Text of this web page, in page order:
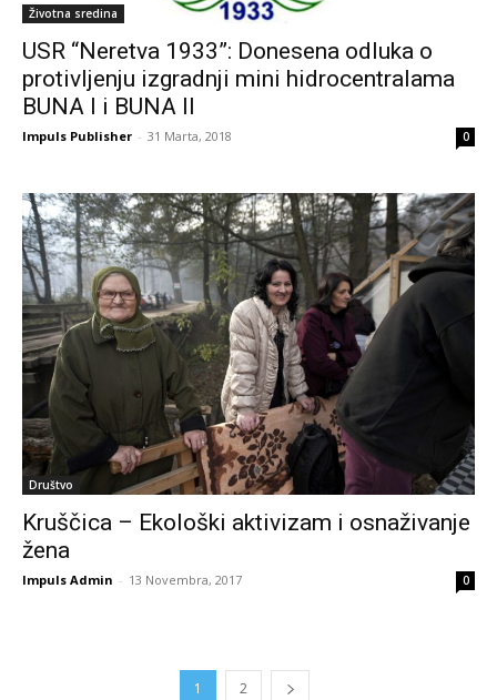
Životna sredina
USR “Neretva 1933”: Donesena odluka o
protivljenju izgradnji mini hidrocentralama
BUNA I i BUNA II
Impuls Publisher - 31 Marta, 2018 0
Društvo
Kruščica – Ekološki aktivizam i osnaživanje
žena
Impuls Admin - 13 Novembra, 2017 0
1 2